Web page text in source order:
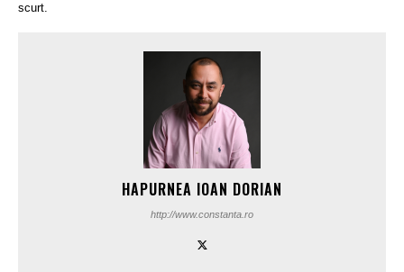
scurt.
HAPURNEA IOAN DORIAN
http://www.constanta.ro